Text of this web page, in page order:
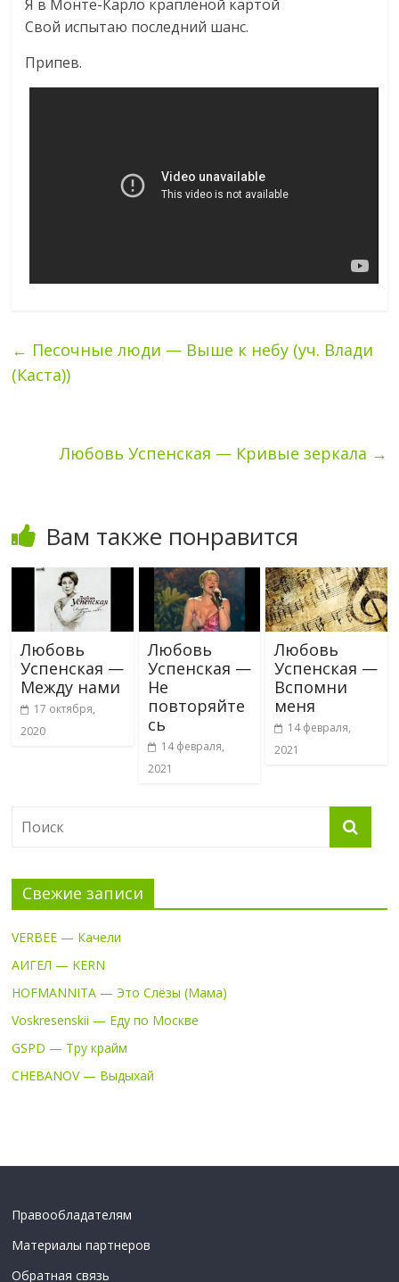
Я в Монте-Карло крапленой картой
Свой испытаю последний шанс.
Припев.
← Песочные люди — Выше к небу (уч. Влади
(Каста))
Любовь Успенская — Кривые зеркала →
Вам также понравится
Любовь
Успенская —
Между нами
17 октября,
2020
Любовь
Успенская —
Не
повторяйте
сь
14 февраля,
2021
Любовь
Успенская —
Вспомни
меня
14 февраля,
2021
Свежие записи
VERBEE — Качели
АИГЕЛ — KERN
HOFMANNITA — Это Слёзы (Мама)
Voskresenskii — Еду по Москве
GSPD — Тру крайм
CHEBANOV — Выдыхай
Правообладателям
Материалы партнеров
Обратная связь